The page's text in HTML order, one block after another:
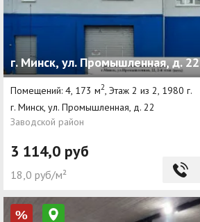
г. Минск, ул. Промышленная, д. 22
Помещений: 4, 173 м2, Этаж 2 из 2, 1980 г.
г. Минск, ул. Промышленная, д. 22
Заводской район
3 114,0 руб
18,0 руб/м²
%